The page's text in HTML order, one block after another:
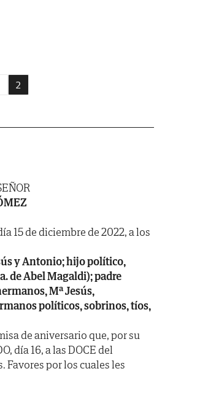
2
15 de diciembre de 2022, a los
y Antonio; hijo político,
de Abel Magaldi); padre
Mª Jesús,
políticos, sobrinos, tíos,
de aniversario que, por su
día 16, a las DOCE del
Favores por los cuales les